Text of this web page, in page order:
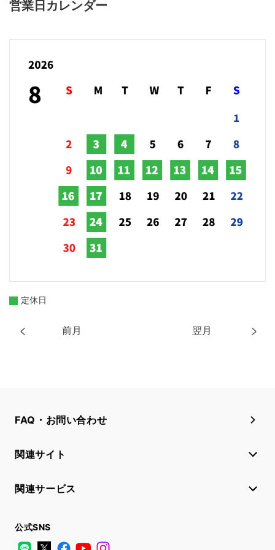
営業日カレンダー
前月 翌月
定休日
FAQ・お問い合わせ
関連サイト
関連サービス
公式SNS
LINE
X FacebookYouTube